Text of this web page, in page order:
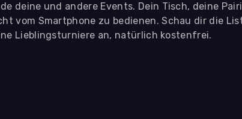
deine und andere Events. Dein Tisch, deine
vom Smartphone zu bedienen. Schau dir die
Lieblingsturniere an, natürlich kostenfrei.